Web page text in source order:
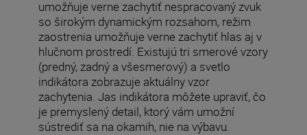
umožňuje verne zachytiť nespracovaný zvuk
so širokým dynamickým rozsahom, režim
zaostrenia umožňuje verne zachytiť hlas aj v
hlučnom prostredí. Existujú tri smerové vzory
(predný, zadný a všesmerový) a svetlo
indikátora zobrazuje aktuálny vzor
zachytenia. Jas indikátora môžete upraviť, čo
je premyslený detail, ktorý vám umožní
sústrediť sa na okamih, nie na výbavu.